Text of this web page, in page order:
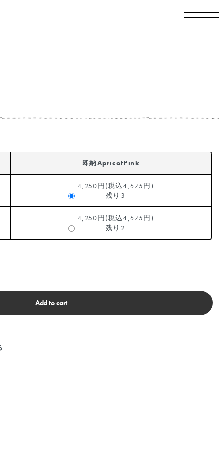
即納ApricotPink
4,250円(税込4,675円)
残り3
4,250円(税込4,675円)
残り2
Add to cart